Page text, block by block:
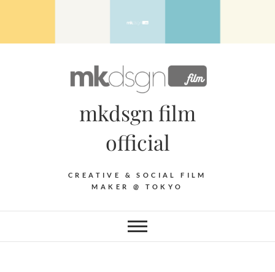
mkdsgn film
official
CREATIVE & SOCIAL FILM
MAKER @ TOKYO